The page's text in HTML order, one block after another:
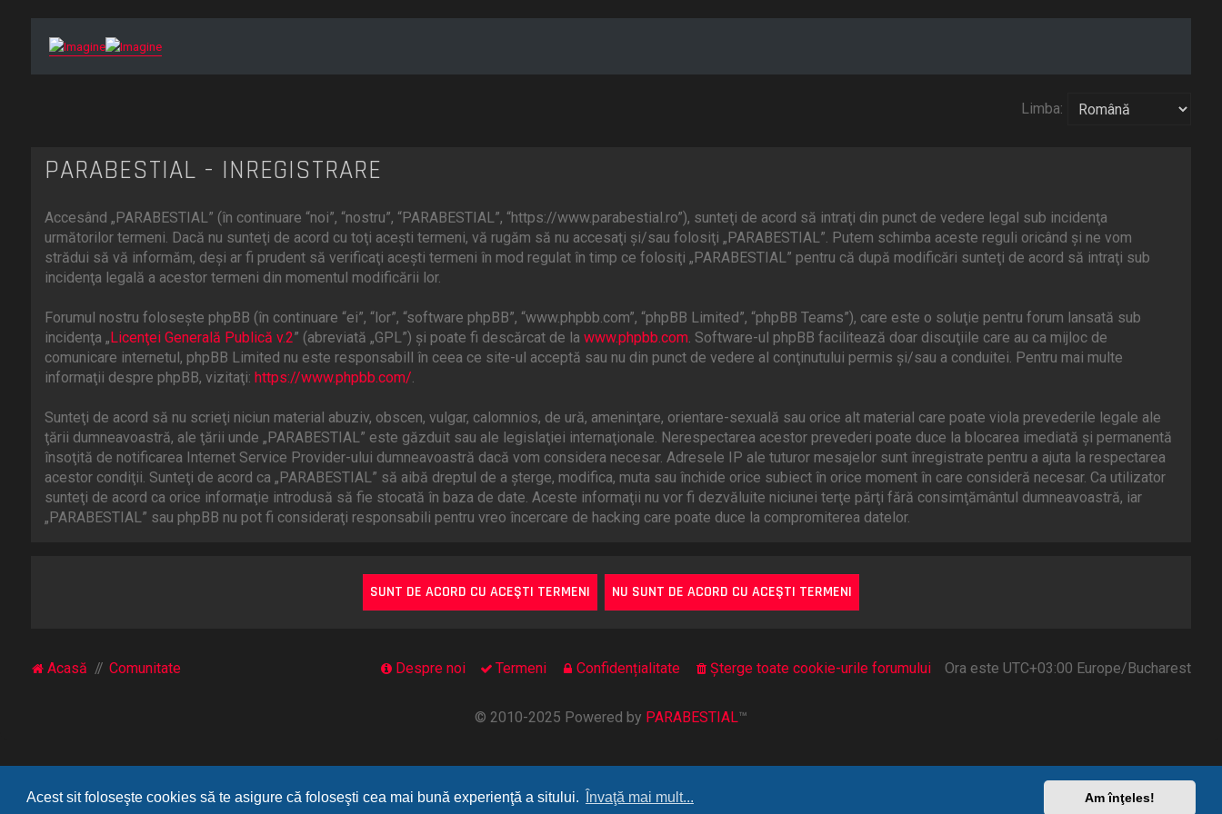
Acest sit foloseşte cookies să te asigure că foloseşti cea mai bună experienţă a sitului. Învaţă mai mult... Am înţeles!
Limba:
PARABESTIAL - ÎNREGISTRARE
Accesând „PARABESTIAL” (în continuare “noi”, “nostru”, “PARABESTIAL”, “https://www.parabestial.ro”), sunteţi de acord să intraţi din punct de vedere legal sub incidenţa
următorilor termeni. Dacă nu sunteţi de acord cu toţi aceşti termeni, vă rugăm să nu accesaţi şi/sau folosiţi „PARABESTIAL”. Putem schimba aceste reguli oricând şi ne vom
strădui să vă informăm, deşi ar fi prudent să verificaţi aceşti termeni în mod regulat în timp ce folosiţi „PARABESTIAL” pentru că după modificări sunteţi de acord să intraţi sub
incidenţa legală a acestor termeni din momentul modificării lor.
Forumul nostru foloseşte phpBB (în continuare “ei”, “lor”, “software phpBB”, “www.phpbb.com”, “phpBB Limited”, “phpBB Teams”), care este o soluţie pentru forum lansată sub
incidenţa „ Licenţei Generală Publică v.2” (abreviată „GPL”) şi poate fi descărcat de la www.phpbb.com. Software-ul phpBB facilitează doar discuţiile care au ca mijloc de
comunicare internetul, phpBB Limited nu este responsabill în ceea ce site-ul acceptă sau nu din punct de vedere al conţinutului permis şi/sau a conduitei. Pentru mai multe
informaţii despre phpBB, vizitaţi: https://www.phpbb.com/.
Sunteţi de acord să nu scrieţi niciun material abuziv, obscen, vulgar, calomnios, de ură, ameninţare, orientare-sexuală sau orice alt material care poate viola prevederile legale ale
ţării dumneavoastră, ale ţării unde „PARABESTIAL” este găzduit sau ale legislaţiei internaţionale. Nerespectarea acestor prevederi poate duce la blocarea imediată şi permanentă
însoţită de notificarea Internet Service Provider-ului dumneavoastră dacă vom considera necesar. Adresele IP ale tuturor mesajelor sunt înregistrate pentru a ajuta la respectarea
acestor condiţii. Sunteţi de acord ca „PARABESTIAL” să aibă dreptul de a şterge, modifica, muta sau închide orice subiect în orice moment în care consideră necesar. Ca utilizator
sunteţi de acord ca orice informaţie introdusă să fie stocată în baza de date. Aceste informaţii nu vor fi dezvăluite niciunei terţe părţi fără consimţământul dumneavoastră, iar
„PARABESTIAL” sau phpBB nu pot fi consideraţi responsabili pentru vreo încercare de hacking care poate duce la compromiterea datelor.
Acasă Comunitate Ora este UTC+03:00 Europe/Bucharest
Şterge toate cookie-urile forumului
Confidențialitate
Termeni
Despre noi
© 2010-2025 Powered by PARABESTIAL™